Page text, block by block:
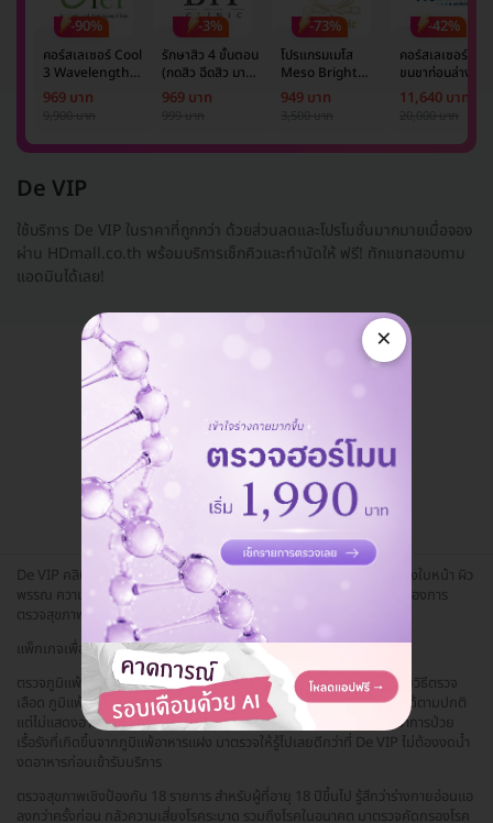
-90%
คอร์สเลเซอร์ Cool
3 Wavelength
Diode กำจัดขน
รักแร้ 1 ปี 12 ครั้ง
969 บาท
9,900 บาท
-3%
รักษาสิว 4 ขั้นตอน
(กดสิว ฉีดสิว มาส์ก
หน้า และฉายแสง)
1 ครั้ง
969 บาท
999 บาท
-73%
โปรแกรมเมโส
Meso Bright
จำนวนซีซีขึ้นอยู่กับ
แพทย์ประเมิน เพื่อ
ครั้ง
949 บาท
3,500 บาท
-42%
คอร์สเลเซอร์กำจั
ขนขาท่อนล่าง 2
ข้าง 5 ครั้ง ด้วย
เลเซอร์
11,640 บาท
20,000 บาท
De VIP
ใช้บริการ De VIP ในราคาที่ถูกกว่า ด้วยส่วนลดและโปรโมชั่นมากมายเมื่อจอง
ผ่าน HDmall.co.th พร้อมบริการเช็กคิวและทำนัดให้ ฟรี! ทักแชทสอบถาม
แอดมินได้เลย!
แอดมินพร้อมดูแลคุณทุกวันทางไลน์
คุยกับแอดมิน ฟรี!
De VIP คลินิกความงามและสุขภาพย่านพระราม 9 ไม่ว่าคุณจะมีปัญหาเรื่องใบหน้า ผิว
พรรณ ความสวยความงาม หรือมีปัญหาเรื่องสุขภาพร่างกายไม่แข็งแรง ต้องการ
ตรวจสุขภาพ สามารถเข้ามาที่ De VIP ได้เลย
แพ็กเกจเพื่อสุขภาพและความงามจาก De VIP บน HDmall
ตรวจภูมิแพ้อาหารแฝง Food Inflammation (FIT Test) 132 ชนิด ด้วยวิธีตรวจ
เลือด ภูมิแพ้อาหารแฝงเป็นภาวะที่ร่างกายไม่สามารถย่อยอาหารบางชนิดได้ตามปกติ
แต่ไม่แสดงอาการทันทีจึงไม่สามารถระบุชนิดอาหารที่แพ้ได้ เพื่อป้องกันอาการป่วย
เรื้อรังที่เกิดขึ้นจากภูมิแพ้อาหารแฝง มาตรวจให้รู้ไปเลยดีกว่าที่ De VIP ไม่ต้องงดน้ำ
งดอาหารก่อนเข้ารับบริการ
ตรวจสุขภาพเชิงป้องกัน 18 รายการ สำหรับผู้ที่อายุ 18 ปีขึ้นไป รู้สึกว่าร่างกายอ่อนแอ
ลงกว่าครั้งก่อน กลัวความเสี่ยงโรคระบาด รวมถึงโรคในอนาคต มาตรวจคัดกรองโรค
×